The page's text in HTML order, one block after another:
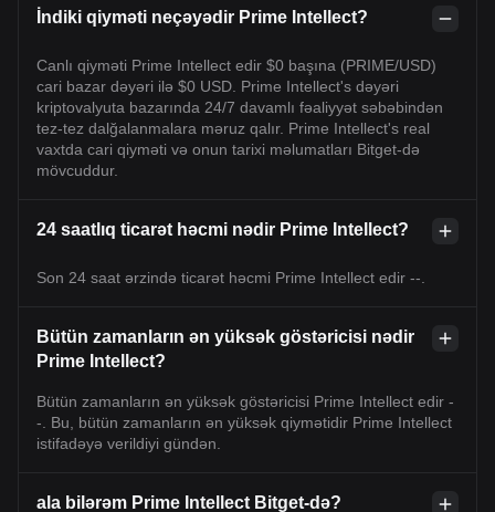
İndiki qiyməti neçəyədir Prime Intellect?
Canlı qiyməti Prime Intellect edir $0 başına (PRIME/USD)
cari bazar dəyəri ilə $0 USD. Prime Intellect's dəyəri
kriptovalyuta bazarında 24/7 davamlı fəaliyyət səbəbindən
tez-tez dalğalanmalara məruz qalır. Prime Intellect's real
vaxtda cari qiyməti və onun tarixi məlumatları Bitget-də
mövcuddur.
24 saatlıq ticarət həcmi nədir Prime Intellect?
Son 24 saat ərzində ticarət həcmi Prime Intellect edir --.
Bütün zamanların ən yüksək göstəricisi nədir
Prime Intellect?
Bütün zamanların ən yüksək göstəricisi Prime Intellect edir -
-. Bu, bütün zamanların ən yüksək qiymətidir Prime Intellect
istifadəyə verildiyi gündən.
ala bilərəm Prime Intellect Bitget-də?